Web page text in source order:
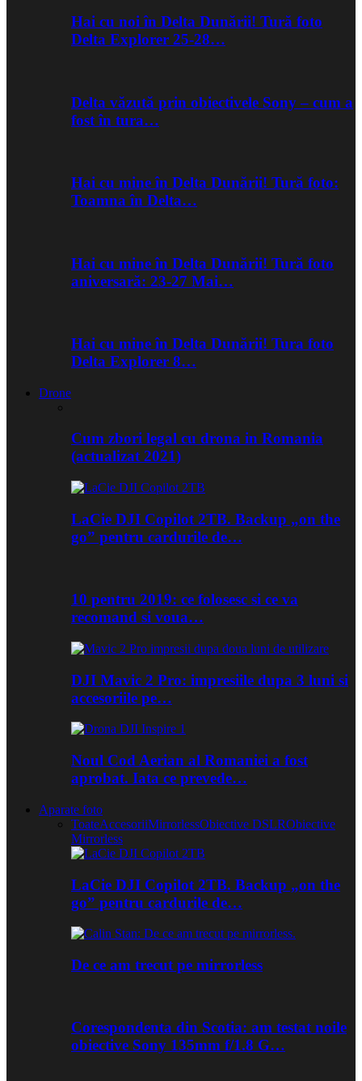
Hai cu noi în Delta Dunării! Tură foto
Delta Explorer 25-28…
Delta văzută prin obiectivele Sony – cum a
fost în tura…
Hai cu mine în Delta Dunării! Tură foto:
Toamna în Delta…
Hai cu mine în Delta Dunării! Tură foto
aniversară: 23-27 Mai…
Hai cu mine în Delta Dunării! Tura foto
Delta Explorer 8…
Drone
Cum zbori legal cu drona in Romania
(actualizat 2021)
LaCie DJI Copilot 2TB. Backup „on the
go” pentru cardurile de…
10 pentru 2019: ce folosesc si ce va
recomand si voua…
DJI Mavic 2 Pro: impresiile dupa 3 luni si
accesoriile pe…
Noul Cod Aerian al Romaniei a fost
aprobat. Iata ce prevede…
Aparate foto
ToateAccesoriiMirrorlessObiective DSLRObiective
Mirrorless
LaCie DJI Copilot 2TB. Backup „on the
go” pentru cardurile de…
De ce am trecut pe mirrorless
Corespondenta din Scotia: am testat noile
obiective Sony 135mm f/1.8 G…